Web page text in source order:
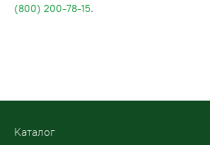
(800) 200-78-15.
Kаталог